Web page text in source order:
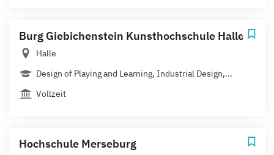
Burg Giebichenstein Kunsthochschule Halle
Halle
Design of Playing and Learning, Industrial Design,...
Vollzeit
Hochschule Merseburg